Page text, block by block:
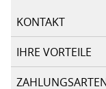
KONTAKT
IHRE VORTEILE